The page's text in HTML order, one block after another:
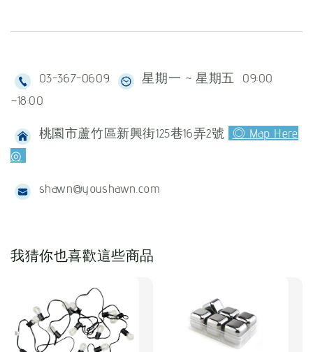
03-367-0609
星期一 ~ 星期五 09:00
~18:00
桃園市蘆竹區新興街125巷16弄2號
◎ Map Here
◎
shawn@youshawn.com
我猜你也喜歡這些商品